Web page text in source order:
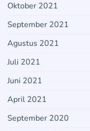
Oktober 2021
September 2021
Agustus 2021
Juli 2021
Juni 2021
April 2021
September 2020